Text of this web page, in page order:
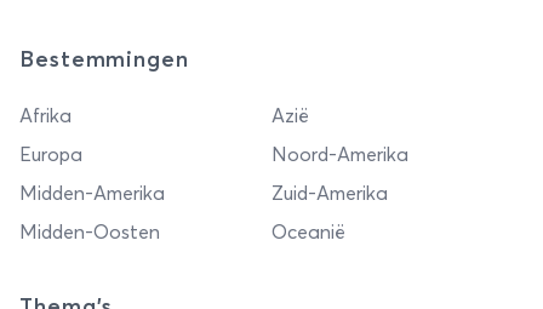
Bestemmingen
Afrika
Azië
Europa
Noord-Amerika
Midden-Amerika
Zuid-Amerika
Midden-Oosten
Oceanië